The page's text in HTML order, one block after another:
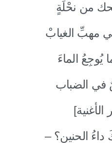
من نحْلَةٍ
مهبِّ الغيابْ
الماءَ
داءُ الحنين؟